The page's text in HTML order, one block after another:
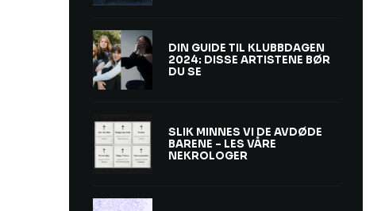
DIN GUIDE TIL KLUBBDAGEN
2024: DISSE ARTISTENE BØR
DU SE
SLIK MINNES VI DE AVDØDE
BARENE – LES VÅRE
NEKROLOGER